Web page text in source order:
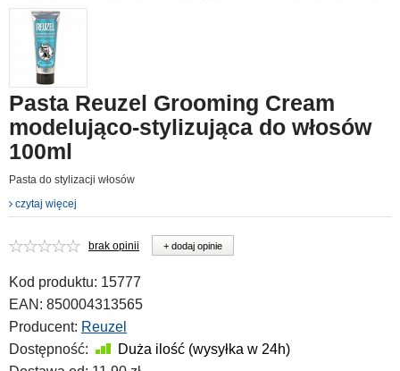
Pasta Reuzel Grooming Cream
modelująco-stylizująca do włosów
100ml
Pasta do stylizacji włosów
czytaj więcej
brak opinii + dodaj opinie
Kod produktu: 15777
EAN: 850004313565
Producent: Reuzel
Dostępność:
Duża ilość (wysyłka w 24h)